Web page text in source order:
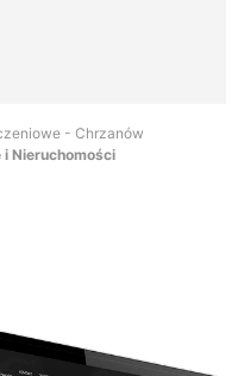
- Chrzanów
i Nieruchomości